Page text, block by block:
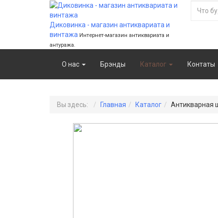
Диковинка - магазин антиквариата и
винтажа Интернет-магазин антиквариата и
антуража.
О нас Брэнды Каталог Контаты
Вы здесь: Главная Каталог Антикварная